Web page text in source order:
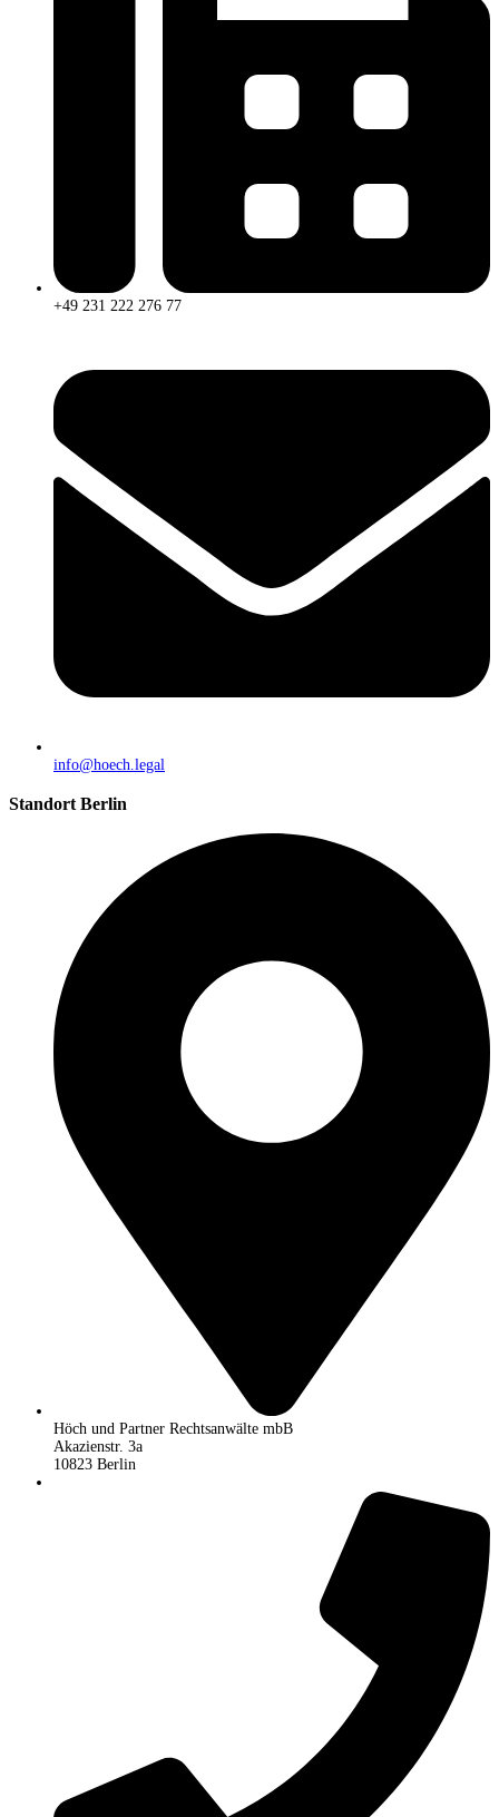
+49 231 222 276 77
info@hoech.legal
Standort Berlin
Höch und Partner Rechtsanwälte mbB
Akazienstr. 3a
10823 Berlin